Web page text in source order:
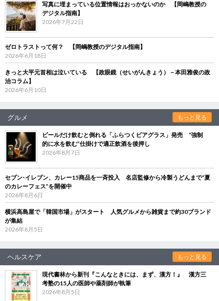
写真に埋まっている位置情報はおっかないのか 【岡嶋教授の
デジタル指南】
2026年7月22日
ゼロトラストって何？ 【岡嶋教授のデジタル指南】
2026年6月18日
きっと大平元首相は泣いている 【政眼鏡（せいがんきょう）－本田雅俊の政
治コラム】
2026年6月10日
グルメ もっと見る
ビールだけ飲むと倒れる「ふらつくビアグラス」発売 “強制
的に水を飲む”仕掛けで適正飲酒を後押し
2026年8月7日
セブン‐イレブン、カレー15商品を一斉投入 名店監修から冷製うどんまで“夏
のカレーフェス”を開催中
2026年8月6日
横浜高島屋で「韓国市場」がスタート 人気グルメから雑貨まで約30ブランド
が集結
2026年8月5日
ヘルスケア もっと見る
現代書林から新刊『こんなときには、まず、漢方！』 漢方三
考塾の15人の医師や薬剤師が執筆
2026年8月5日